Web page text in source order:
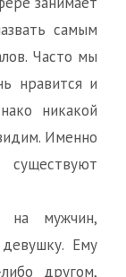
самым
Часто мы
нравится и
никакой
Именно
на мужчин,
Ему
другом,